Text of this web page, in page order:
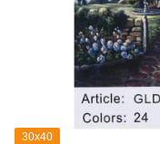
30х40